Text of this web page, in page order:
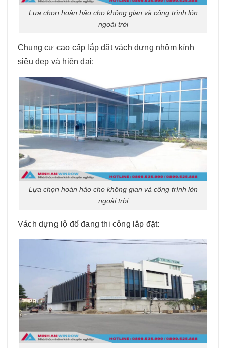
Lựa chọn hoàn hảo cho không gian và công trình lớn
ngoài trời
Chung cư cao cấp lắp đặt vách dựng nhôm kính
siêu đẹp và hiện đại:
Lựa chọn hoàn hảo cho không gian và công trình lớn
ngoài trời
Vách dựng lộ đố đang thi công lắp đặt: